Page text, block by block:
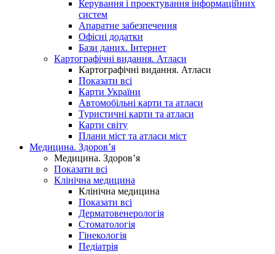
Керування і проектування інформаційних
систем
Апаратне забезпечення
Офісні додатки
Бази даних. Інтернет
Картографічні видання. Атласи
Картографічні видання. Атласи
Показати всі
Карти України
Автомобільні карти та атласи
Туристичні карти та атласи
Карти світу
Плани міст та атласи міст
Медицина. Здоров’я
Медицина. Здоров’я
Показати всі
Клінічна медицина
Клінічна медицина
Показати всі
Дерматовенерологія
Стоматологія
Гінекологія
Педіатрія